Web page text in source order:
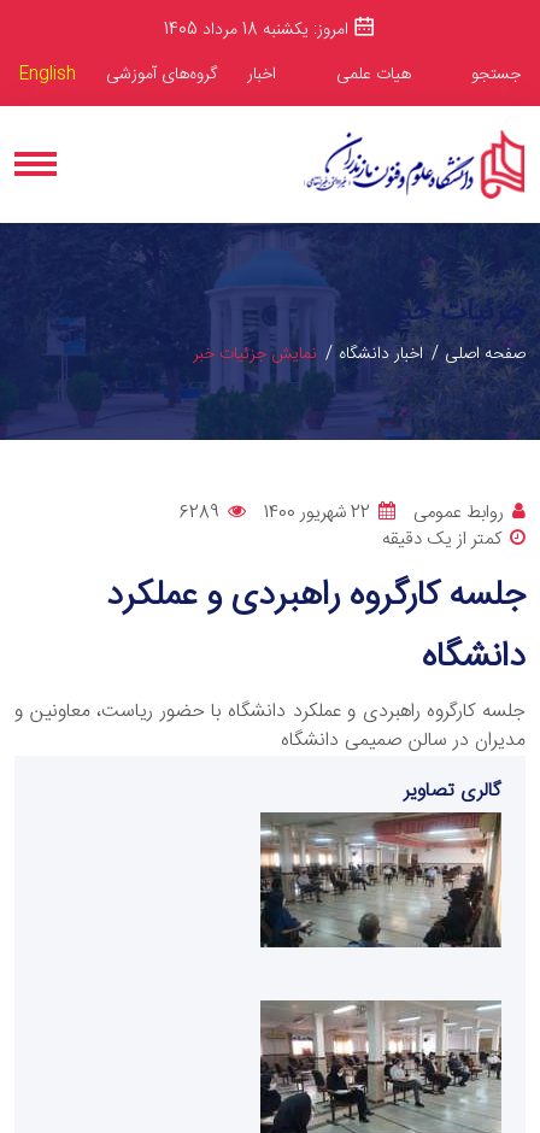
امروز: یکشنبه 18 مرداد 1405
جستجو
هیات علمی اخبار گروه‌های آموزشی English
جزئیات خبر
صفحه اصلی اخبار دانشگاه نمایش جزئیات خبر
روابط عمومی 22 شهریور 1400
6289
کمتر از یک دقیقه
جلسه کارگروه راهبردی و عملکرد
دانشگاه‌
جلسه کارگروه راهبردی و عملکرد دانشگاه با حضور ریاست، معاونین و
مدیران در سالن صمیمی دانشگاه
گالری تصاویر